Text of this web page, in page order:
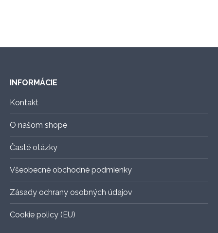
si
produktu.
INFORMÁCIE
Kontakt
O našom shope
Časté otázky
Všeobecné obchodné podmienky
Zásady ochrany osobných údajov
Cookie policy (EU)